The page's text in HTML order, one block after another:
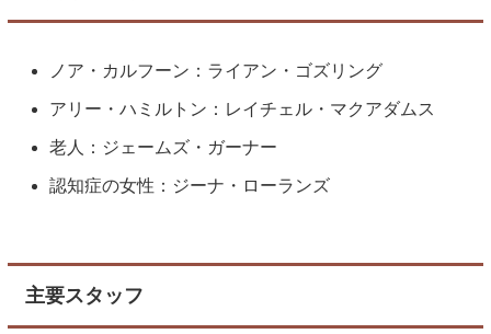
ノア・カルフーン：ライアン・ゴズリング
アリー・ハミルトン：レイチェル・マクアダムス
老人：ジェームズ・ガーナー
認知症の女性：ジーナ・ローランズ
主要スタッフ